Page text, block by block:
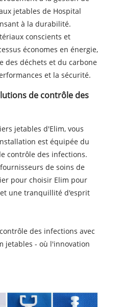
jetables de Hospital
à la durabilité.
conscients et
économes en énergie,
des déchets et du carbone
et la sécurité.
de contrôle des
jetables d'Elim, vous
est équipée du
contrôle des infections.
de soins de
pour choisir Elim pour
une tranquillité d'esprit
des infections avec
jetables - où l'innovation